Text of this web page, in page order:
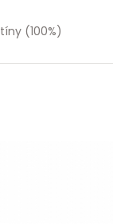
(100%)